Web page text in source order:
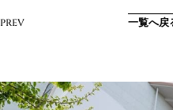
PREV 一覧へ戻